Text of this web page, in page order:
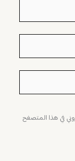
في هذا المتصفح